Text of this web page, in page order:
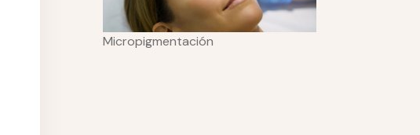
Micropigmentación